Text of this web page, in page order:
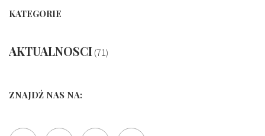
KATEGORIE
AKTUALNOSCI(71)
ZNAJDŹ NAS NA: